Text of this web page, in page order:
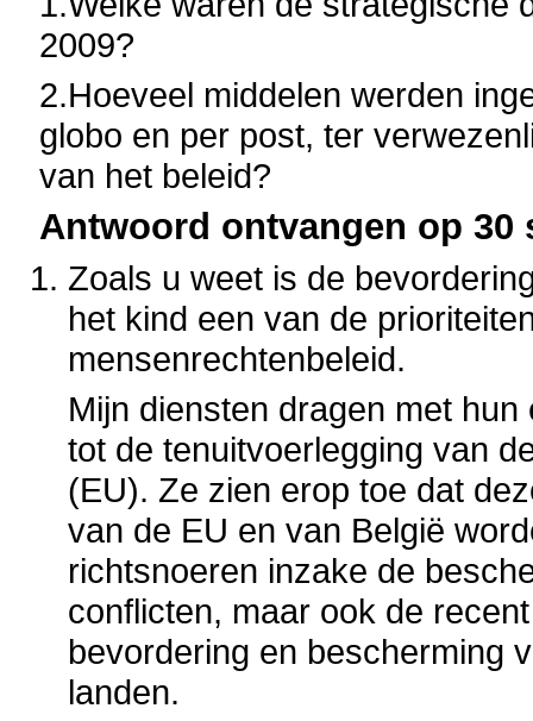
2009?
2.Hoeveel middelen werden
globo en per post, ter
van het beleid?
Antwoord ontvangen op 30
Zoals u weet is de
het kind een van de
mensenrechtenbeleid.
Mijn diensten dragen met
tot de tenuitvoerlegging van
(EU). Ze zien erop toe dat
van de EU en van België
richtsnoeren inzake de
conflicten, maar ook de
bevordering en bescherming
landen.